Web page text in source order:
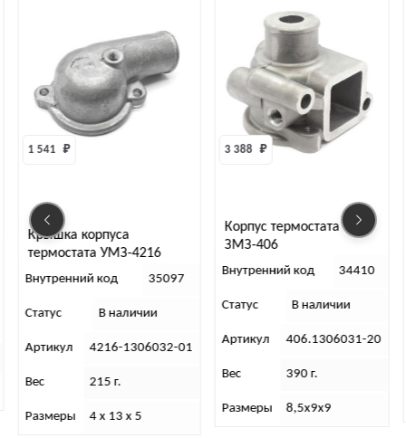
Крышка корпуса
термостата УМЗ-4216
(штуцер сверху)
1 541 ₽
Внутренний код 35097
Статус В наличии
Артикул 4216-1306032-01
Вес 215 г.
Размеры 4 х 13 х 5
Корпус термостата
ЗМЗ-406
3 388 ₽
Внутренний код 34410
Статус В наличии
Артикул 406.1306031-20
Вес 390 г.
Размеры 8,5х9х9